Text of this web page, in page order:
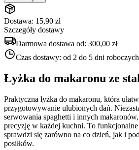
Dostawa: 15,90 zł
Szczegóły dostawy
Darmowa dostawa od: 300,00 zł
Czas dostawy: od 2 do 5 dni roboczych
Łyżka do makaronu ze
Praktyczna łyżka do makaronu, która
przygotowywanie ulubionych dań.
serwowania spaghetti i innych
precyzję w każdej kuchni. To
sprawdzi się zarówno na co dzień, jak i
posiłków.